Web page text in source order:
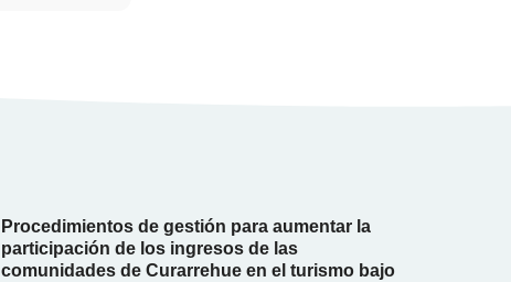
Procedimientos de gestión para aumentar la
participación de los ingresos de las
comunidades de Curarrehue en el turismo bajo